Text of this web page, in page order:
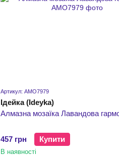
Артикул: AMO7979
Ідейка (Ideyka)
Алмазна мозаїка Лавандова
457 грн Купити
В наявності